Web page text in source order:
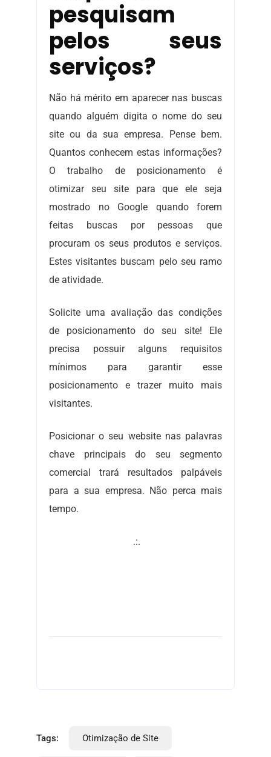
pesquisam
pelos seus
serviços?
Não há mérito em aparecer nas buscas
quando alguém digita o nome do seu
site ou da sua empresa. Pense bem.
Quantos conhecem estas informações?
O trabalho de posicionamento é
otimizar seu site para que ele seja
mostrado no Google quando forem
feitas buscas por pessoas que
procuram os seus produtos e serviços.
Estes visitantes buscam pelo seu ramo
de atividade.
Solicite uma avaliação das condições
de posicionamento do seu site! Ele
precisa possuir alguns requisitos
mínimos para garantir esse
posicionamento e trazer muito mais
visitantes.
Posicionar o seu website nas palavras
chave principais do seu segmento
comercial trará resultados palpáveis
para a sua empresa. Não perca mais
tempo.
.:.
Tags: Otimização de Site